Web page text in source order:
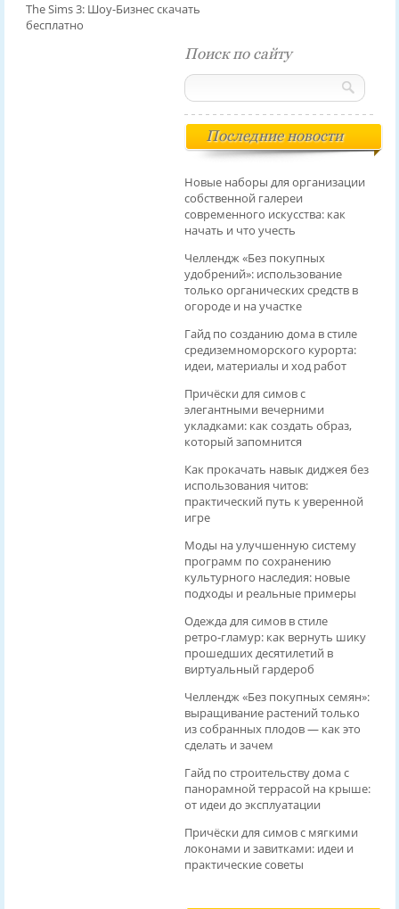
The Sims 3: Шоу-Бизнес скачать
бесплатно
Поиск по сайту
Последние новости
Новые наборы для организации
собственной галереи
современного искусства: как
начать и что учесть
Челлендж «Без покупных
удобрений»: использование
только органических средств в
огороде и на участке
Гайд по созданию дома в стиле
средиземноморского курорта:
идеи, материалы и ход работ
Причёски для симов с
элегантными вечерними
укладками: как создать образ,
который запомнится
Как прокачать навык диджея без
использования читов:
практический путь к уверенной
игре
Моды на улучшенную систему
программ по сохранению
культурного наследия: новые
подходы и реальные примеры
Одежда для симов в стиле
ретро‑гламур: как вернуть шику
прошедших десятилетий в
виртуальный гардероб
Челлендж «Без покупных семян»:
выращивание растений только
из собранных плодов — как это
сделать и зачем
Гайд по строительству дома с
панорамной террасой на крыше:
от идеи до эксплуатации
Причёски для симов с мягкими
локонами и завитками: идеи и
практические советы